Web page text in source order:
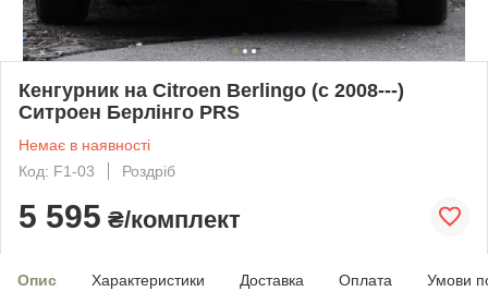
Кенгурник на Citroen Berlingo (c 2008---)
Ситроен Берлінго PRS
Немає в наявності
Код: F1-03
Роздріб
5 595 ₴/комплект
Опис Характеристики Доставка Оплата Умови